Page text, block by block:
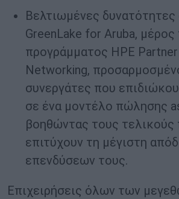
Βελτιωμένες
GreenLake for Aruba, μέρος
προγράμματος HPE
Networking,
συνεργάτες που
σε ένα μοντέλο πώλησης
βοηθώντας τους τελικούς
επιτύχουν τη μέγιστη
επενδύσεων τους.
Επιχειρήσεις όλων των